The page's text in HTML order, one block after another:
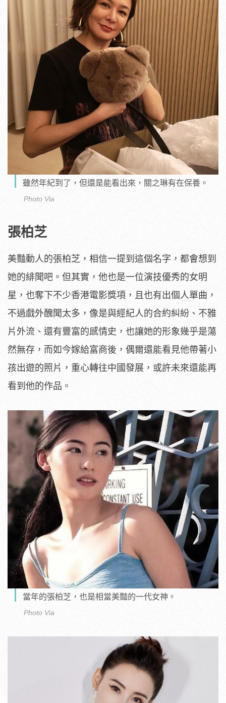
雖然年紀到了，但還是能看出來，關之琳有在保養。
Photo Via
張柏芝
美豔動人的張柏芝，相信一提到這個名字，都會想到
她的緋聞吧。但其實，他也是一位演技優秀的女明
星，也奪下不少香港電影獎項，且也有出個人單曲，
不過戲外醜聞太多，像是與經紀人的合約糾紛、不雅
片外流、還有豐富的感情史，也讓她的形象幾乎是蕩
然無存，而如今嫁給富商後，偶爾還能看見他帶著小
孩出遊的照片，重心轉往中國發展，或許未來還能再
看到他的作品。
當年的張柏芝，也是相當美豔的一代女神。
Photo Via